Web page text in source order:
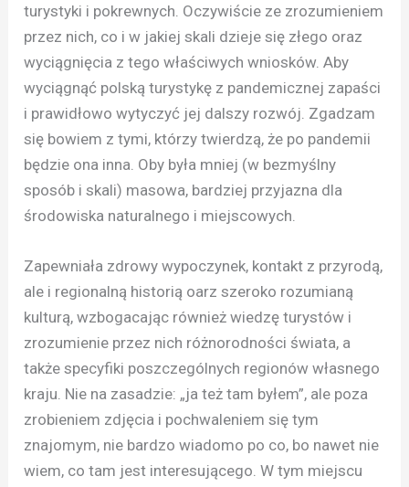
turystyki i pokrewnych. Oczywiście ze zrozumieniem
przez nich, co i w jakiej skali dzieje się złego oraz
wyciągnięcia z tego właściwych wniosków. Aby
wyciągnąć polską turystykę z pandemicznej zapaści
i prawidłowo wytyczyć jej dalszy rozwój. Zgadzam
się bowiem z tymi, którzy twierdzą, że po pandemii
będzie ona inna. Oby była mniej (w bezmyślny
sposób i skali) masowa, bardziej przyjazna dla
środowiska naturalnego i miejscowych.
Zapewniała zdrowy wypoczynek, kontakt z przyrodą,
ale i regionalną historią oarz szeroko rozumianą
kulturą, wzbogacając również wiedzę turystów i
zrozumienie przez nich różnorodności świata, a
także specyfiki poszczególnych regionów własnego
kraju. Nie na zasadzie: „ja też tam byłem”, ale poza
zrobieniem zdjęcia i pochwaleniem się tym
znajomym, nie bardzo wiadomo po co, bo nawet nie
wiem, co tam jest interesującego. W tym miejscu